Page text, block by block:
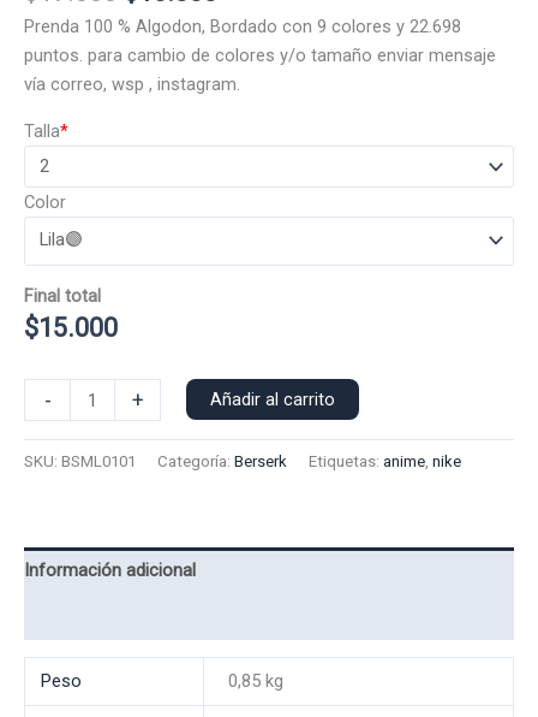
precio
original
era:
precio
actual
es:
Prenda 100 % Algodon, Bordado con 9 colores y 22.698
puntos. para cambio de colores y/o tamaño enviar mensaje
vía correo, wsp , instagram.
*
Talla
Color
Final total
$15.000
-
Manga
+ Añadir al carrito
SKU: BSML0101 Categoría: Berserk Etiquetas: anime, nike
Información adicional
Peso 0,85 kg